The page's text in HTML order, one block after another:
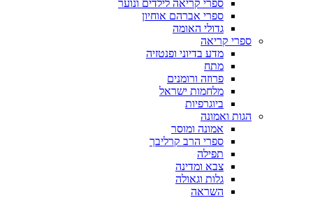
ספרי קריאה לילדים ונוער
ספרי אברהם אוחיון
גדולי האומה
ספרי קריאה
מדע בדיוני ופנטזיה
מתח
פרוזה ורומנים
מלחמות ישראל
ביוגרפיות
הגות ואמונה
אמונה ומוסר
ספרי הרב קרליבך
תפילה
צבא ומדינה
גלות וגאולה
השראה